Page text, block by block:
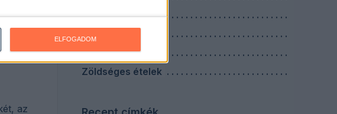
ELFOGADOM
az
Tésztás ételek
Tojásos ételek
Vacsorák
Zöldséges ételek